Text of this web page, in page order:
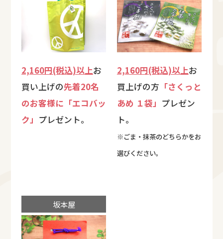
2,160円(税込)以上お
買い上げの先着20名
のお客様に「エコバッ
ク」 プレゼント。
2,160円(税込)以上お
買上げの方 「さくっと
あめ １袋」 プレゼン
ト。
※ごま・抹茶のどちらかをお
選びください。
坂本屋